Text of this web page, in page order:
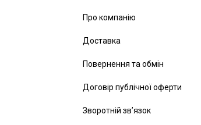
Про компанію
Доставка
Повернення та обмін
Договір публічної оферти
Зворотній зв’язок